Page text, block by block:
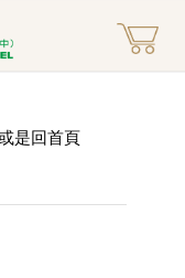
是回首頁